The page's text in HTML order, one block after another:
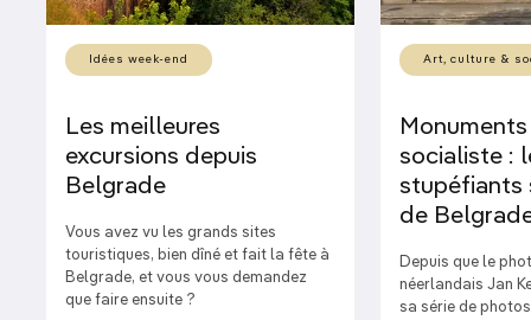
Idées week-end
Les meilleures
excursions depuis
Belgrade
Vous avez vu les grands sites
touristiques, bien dîné et fait la fête à
Belgrade, et vous vous demandez
que faire ensuite ?
Art, culture &
Monuments
socialiste :
stupéfiants
de
Depuis que le
néerlandais Jan
sa série de